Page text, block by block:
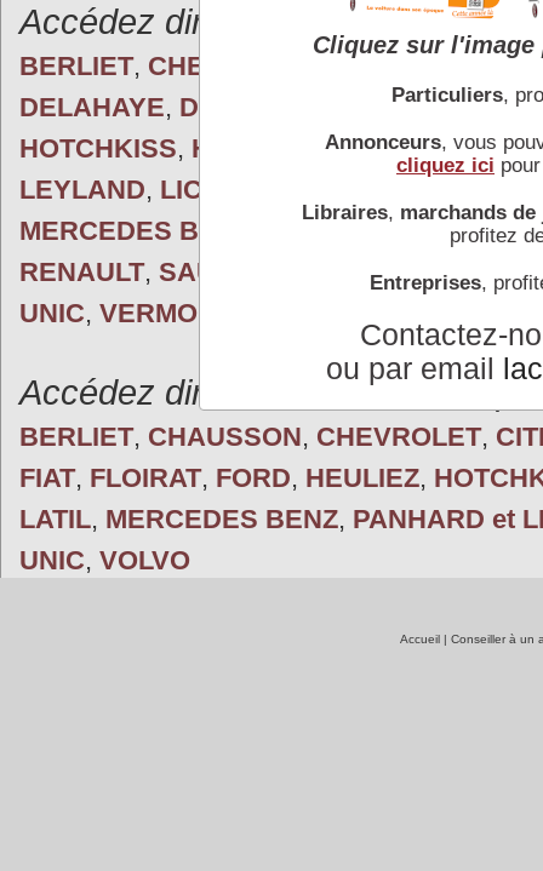
Accédez directement aux
BERLIET, CHEVROLET CITROEN
DELAHAYE, DIAMOND DODGE,FAR,
HOTCHKISS, HOTCHKISS GUINAR,
LEYLAND, LICORNE
MERCEDES BENZ
NEW MAP,
RENAULT, SAURER SAVIEM,SIDES ,
UNIC, VERMOREL
Accédez directement aux
BERLIET, CHAUSSON, CHEVROLET,
FIAT, FLOIRAT, FORD, HEULIEZ,
LATIL, MERCEDES BENZ, PANHARD et
UNIC, VOLVO
Accueil | Conseiller à un
Cliquez sur
Particuliers,
Annonceurs, vous
cliquez ici
Libraires, marchands de
profitez
Entreprises,
Contactez-
ou par email